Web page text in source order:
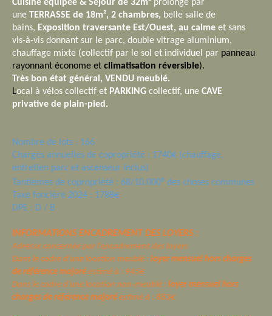
Cuisine équipée & Séjour de 32m² prolongé par
une TERRASSE de 18m², 2 chambres, belle salle de
bains, Exposition traversante Est/Ouest, au calme et sans
vis-à-vis donnant sur le parc, double vitrage aluminium,
chauffage mixte (collectif par le sol et individuel par panneau
rayonnant économe et climatisation réversible).
Très bon état général, VENDU meublé.
Local à vélos collectif et PARKING collectif, une CAVE
privative de plain-pied.
Nombre de lots : 166
Charges annuelles de copropriété : 1740€ (chauffage,
entretien parc et ascenseur inclus)
Tantièmes de copropriété : 68/10.000e des choses communes
Taxe foncière 2024 : 1788€
DPE : D / B
INFORMATIONS ENCADREMENT DES LOYERS :
Adresse concernée par l’encadrement des loyers
Dans le cadre d’une location meublé : loyer mensuel hors charges
de référence majoré estimé à : 945€
Dans le cadre d’une location non-meublé : loyer mensuel hors
charges de référence majoré estimé à : 883€